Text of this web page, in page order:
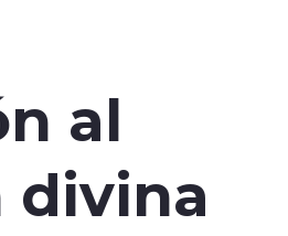
al
divina